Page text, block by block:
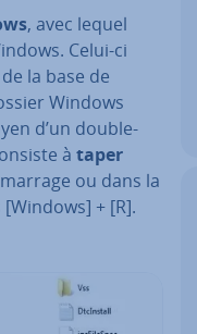
, avec lequel
Celui-ci
la base de
Windows
d’un double-
à taper
ou dans la
+ [R].